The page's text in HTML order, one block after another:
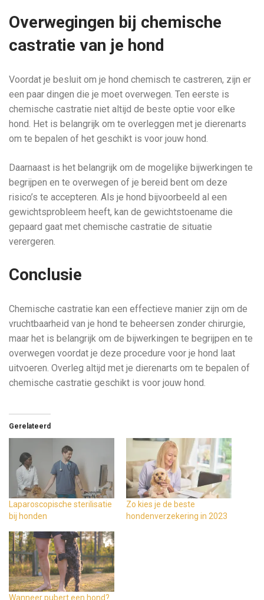
Overwegingen bij chemische
castratie van je hond
Voordat je besluit om je hond chemisch te castreren, zijn er
een paar dingen die je moet overwegen. Ten eerste is
chemische castratie niet altijd de beste optie voor elke
hond. Het is belangrijk om te overleggen met je dierenarts
om te bepalen of het geschikt is voor jouw hond.
Daarnaast is het belangrijk om de mogelijke bijwerkingen te
begrijpen en te overwegen of je bereid bent om deze
risico’s te accepteren. Als je hond bijvoorbeeld al een
gewichtsprobleem heeft, kan de gewichtstoename die
gepaard gaat met chemische castratie de situatie
verergeren.
Conclusie
Chemische castratie kan een effectieve manier zijn om de
vruchtbaarheid van je hond te beheersen zonder chirurgie,
maar het is belangrijk om de bijwerkingen te begrijpen en te
overwegen voordat je deze procedure voor je hond laat
uitvoeren. Overleg altijd met je dierenarts om te bepalen of
chemische castratie geschikt is voor jouw hond.
Gerelateerd
Laparoscopische sterilisatie
bij honden
Zo kies je de beste
hondenverzekering in 2023
Wanneer pubert een hond?